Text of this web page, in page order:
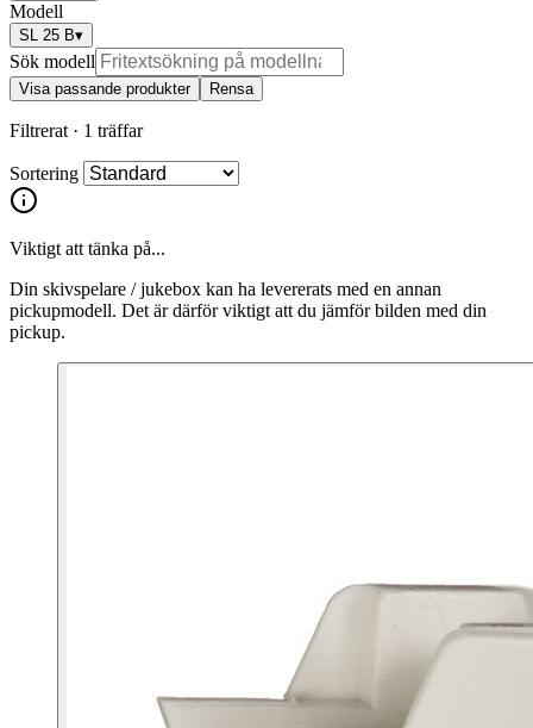
Modell
SL 25 B▾
Sök modell
Visa passande produkter Rensa
Filtrerat · 1 träffar
Sortering
Viktigt att tänka på...
Din skivspelare / jukebox kan ha levererats med en annan
pickupmodell. Det är därför viktigt att du jämför bilden med din
pickup.